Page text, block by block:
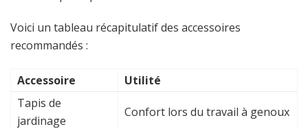
Voici un tableau récapitulatif des accessoires
recommandés :
Accessoire
Utilité
Tapis de
jardinage
Confort lors du travail à genoux